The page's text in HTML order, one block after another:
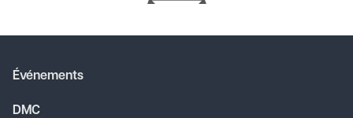
Événements
DMC